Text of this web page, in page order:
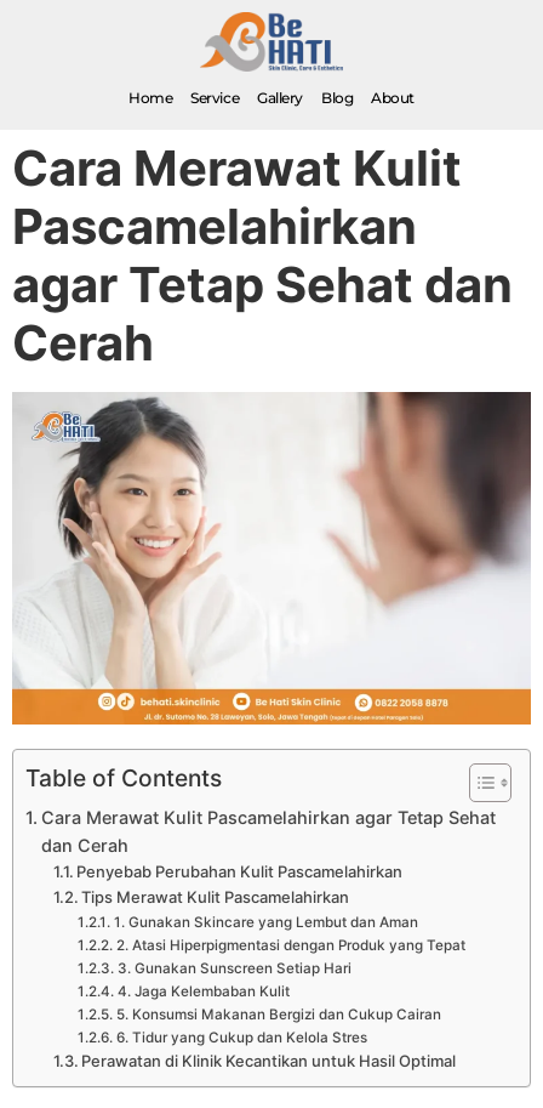
Home Service Gallery Blog About
Cara Merawat Kulit
Pascamelahirkan
agar Tetap Sehat dan
Cerah
Table of Contents
Cara Merawat Kulit Pascamelahirkan agar Tetap Sehat
dan Cerah
Penyebab Perubahan Kulit Pascamelahirkan
Tips Merawat Kulit Pascamelahirkan
1. Gunakan Skincare yang Lembut dan Aman
2. Atasi Hiperpigmentasi dengan Produk yang Tepat
3. Gunakan Sunscreen Setiap Hari
4. Jaga Kelembaban Kulit
5. Konsumsi Makanan Bergizi dan Cukup Cairan
6. Tidur yang Cukup dan Kelola Stres
Perawatan di Klinik Kecantikan untuk Hasil Optimal